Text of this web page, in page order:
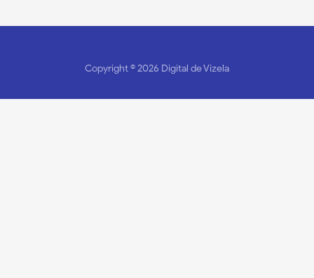
Copyright ©2026 Digital de Vizela